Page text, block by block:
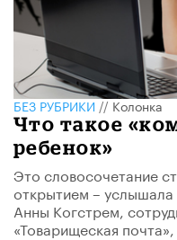
БЕЗ РУБРИКИ//Колонка
Что такое
ребенок»
Это словосочетание
открытием –
Анны Когстрем,
«Товарищеская